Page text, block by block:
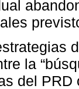
la
del